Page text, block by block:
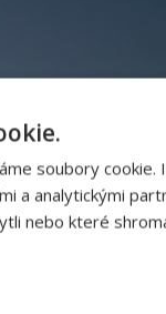
soubory cookie.
a analytickými
nebo které